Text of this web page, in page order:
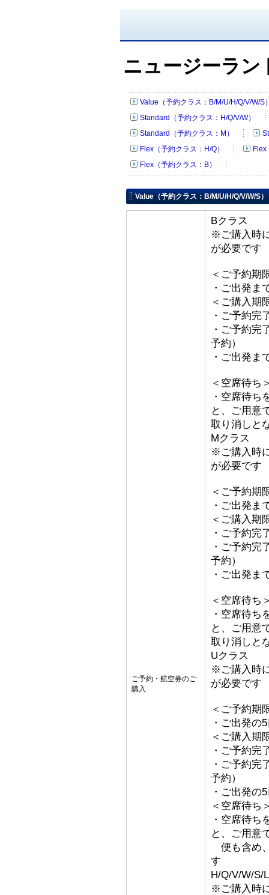
ニュージーラン
Value（予約クラス：B/M/U/H/Q/V/W/S
Standard（予約クラス：H/Q/V/W）
Standard（予約クラス：M）
Flex（予約クラス：H/Q）
Flex
Flex（予約クラス：B）
Value（予約クラス：B/M/U/H/Q/V/W/S）
ご予約・航空券のご
購入
Bクラス
※ご購入時
が必要です
＜ご予約期
・ご出発ま
＜ご購入期
・ご予約完
・ご予約完
予約）
・ご出発ま
＜空席待ち
・空席待ち
と、ご用意
取り消しと
Mクラス
※ご購入時
が必要です
＜ご予約期
・ご出発ま
＜ご購入期
・ご予約完
・ご予約完
予約）
・ご出発ま
＜空席待ち
・空席待ち
と、ご用意
取り消しと
Uクラス
※ご購入時
が必要です
＜ご予約期
・ご出発の
＜ご購入期
・ご予約完
・ご予約完
予約）
・ご出発の
＜空席待ち
・空席待ち
と、ご用意
便も含め
す
H/Q/V/W/S/
※ご購入時